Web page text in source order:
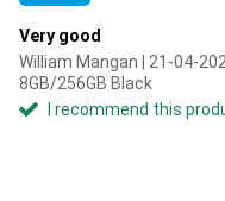
Very good
William Mangan | 21-04-
8GB/256GB Black
I recommend this